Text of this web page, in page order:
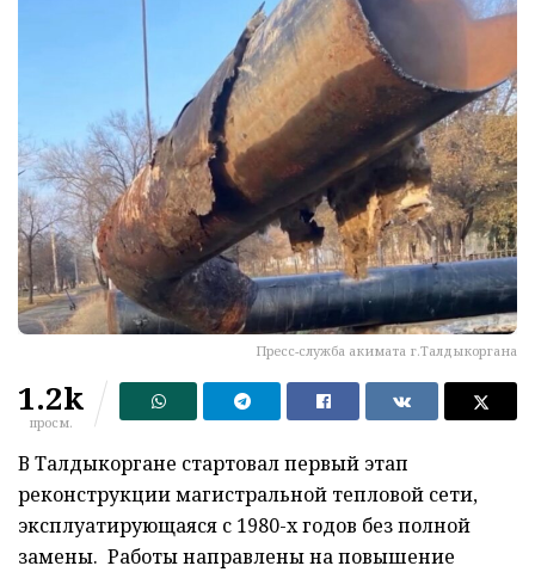
Пресс-служба акимата г.Талдыкоргана
1.2k
просм.
В Талдыкоргане стартовал первый этап
реконструкции магистральной тепловой сети,
эксплуатирующаяся с 1980-х годов без полной
замены. Работы направлены на повышение